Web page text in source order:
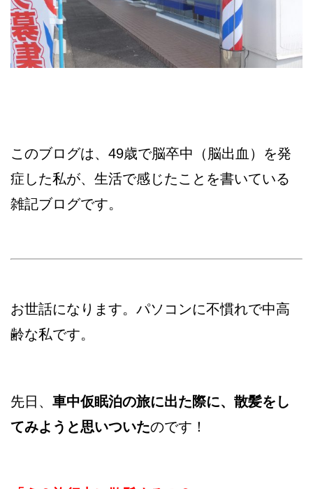
このブログは、49歳で脳卒中（脳出血）を発
症した私が、生活で感じたことを書いている
雑記ブログです。
お世話になります。パソコンに不慣れで中高
齢な私です。
先日、 車中仮眠泊の旅に出た際に、散髪をし
てみようと思いついたのです！